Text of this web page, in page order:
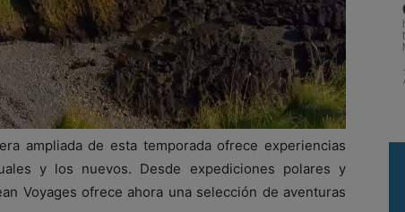
ampliada de esta temporada ofrece experiencias
y los nuevos. Desde expediciones polares y
Voyages ofrece ahora una selección de aventuras